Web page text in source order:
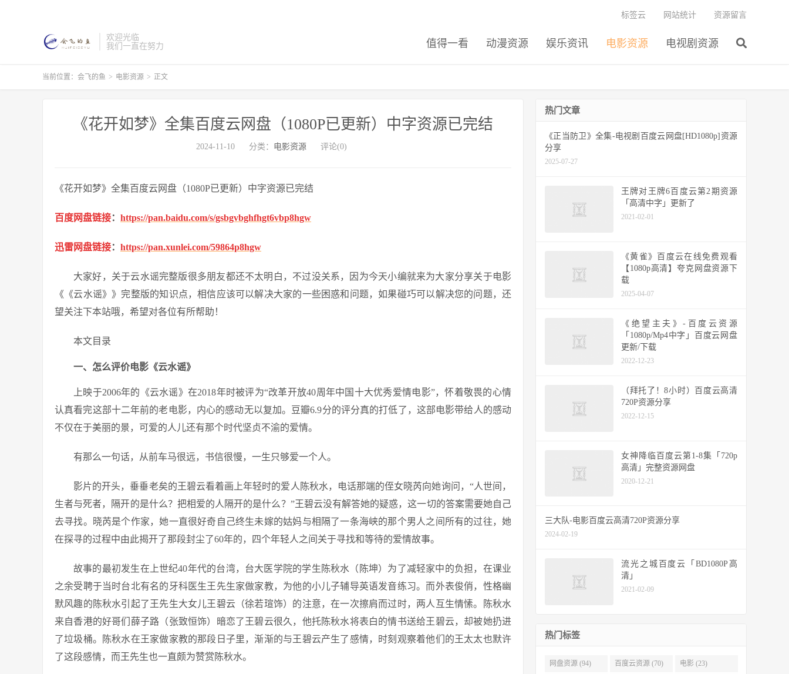
欢迎光临
我们一直在努力
值得一看 动漫资源 娱乐资讯 电影资源 电视剧资源
标签云 网站统计 资源留言
当前位置： 会飞的鱼 > 电影资源 > 正文
《花开如梦》全集百度云网盘（1080P已更新）中字资源已完结
2024-11-10 分类： 电影资源 评论(0)
《花开如梦》全集百度云网盘（1080P已更新）中字资源已完结
百度网盘链接： https://pan.baidu.com/s/gsbgvbghfhgt6vbp8hgw
迅雷网盘链接： https://pan.xunlei.com/59864p8hgw
大家好，关于云水谣完整版很多朋友都还不太明白，不过没关系，因为今天小编就来为大家分享关于电影
《《云水谣》》完整版的知识点，相信应该可以解决大家的一些困惑和问题，如果碰巧可以解决您的问题，还
望关注下本站哦，希望对各位有所帮助！
本文目录
一、怎么评价电影《云水谣》
上映于2006年的《云水谣》在2018年时被评为“改革开放40周年中国十大优秀爱情电影”，怀着敬畏的心情
认真看完这部十二年前的老电影，内心的感动无以复加。豆瓣6.9分的评分真的打低了，这部电影带给人的感动
不仅在于美丽的景，可爱的人儿还有那个时代坚贞不渝的爱情。
有那么一句话，从前车马很远，书信很慢，一生只够爱一个人。
影片的开头，垂垂老矣的王碧云看着画上年轻时的爱人陈秋水，电话那端的侄女晓芮向她询问，“人世间，
生者与死者，隔开的是什么？把相爱的人隔开的是什么？”王碧云没有解答她的疑惑，这一切的答案需要她自己
去寻找。晓芮是个作家，她一直很好奇自己终生未嫁的姑妈与相隔了一条海峡的那个男人之间所有的过往，她
在探寻的过程中由此揭开了那段封尘了60年的，四个年轻人之间关于寻找和等待的爱情故事。
故事的最初发生在上世纪40年代的台湾，台大医学院的学生陈秋水（陈坤）为了减轻家中的负担，在课业
之余受聘于当时台北有名的牙科医生王先生家做家教，为他的小儿子辅导英语发音练习。而外表俊俏，性格幽
默风趣的陈秋水引起了王先生大女儿王碧云（徐若瑄饰）的注意，在一次擦肩而过时，两人互生情愫。陈秋水
来自香港的好哥们薛子路（张致恒饰）暗恋了王碧云很久，他托陈秋水将表白的情书送给王碧云，却被她扔进
了垃圾桶。陈秋水在王家做家教的那段日子里，渐渐的与王碧云产生了感情，时刻观察着他们的王太太也默许
了这段感情，而王先生也一直颇为赞赏陈秋水。
热门文章
《正当防卫》全集-电视剧百度云网盘[HD1080p]资源
分享
2025-07-27
王牌对王牌6百度云第2期资源
「高清中字」更新了
2021-02-01
《黄雀》百度云在线免费观看
【1080p高清】夸克网盘资源下
载
2025-04-07
《绝望主夫》-百度云资源
「1080p/Mp4中字」百度云网盘
更新/下载
2022-12-23
（拜托了！8小时）百度云高清
720P资源分享
2022-12-15
女神降临百度云第1-8集「720p
高清」完整资源网盘
2020-12-21
三大队-电影百度云高清720P资源分享
2024-02-19
流光之城百度云「BD1080P高
清」
2021-02-09
热门标签
网盘资源 (94) 百度云资源 (70) 电影 (23)